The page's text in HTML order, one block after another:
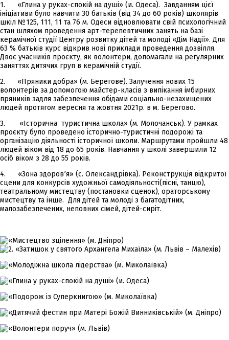
1. «Глина у руках-спокій на душі» (и. Одеса). Завданням цієї
ініціативи було навчити 30 батьків (від 34 до 60 років) школярів
шкіл №125, 111, 11 та 76 м. Одеси відновлювати свій психологічний
стан шляхом проведення арт-терепевтичних занять на базі
керамічної студії Центру розвитку дітей та молоді «Дім Надії». Для
63 % батьків курс відкрив нові приклади проведення дозвілля.
Двоє учасників проєкту, як волонтери, допомагали на регулярних
заняттях дитячих груп в керамічній студії.
2. «Пряники добра» (м. Берегове). Залучення нових 15
волонтерів за допомогою майстер-класів з випікання імбирних
пряників задля забезпечення обідами соціально-незахищених
людей протягом вересня та жовтня 2021р. в м. Берегово.
3. «Історична туристична школа» (м. Молочанськ). У рамках
проєкту було проведено історично-туристичні подорожі та
організацію діяльності історичної школи. Маршрутами пройшли 48
людей віком від 18 до 65 років. Навчання у школі завершили 12
осіб віком з 28 до 55 років.
4. «Зона здоров՚я» (с. Олександрівка). Реконструкція відкритої
сцени для конкурсів художньої самодіяльності(пісні, танцю),
театральному мистецтву (постановки сценок), ораторському
мистецтву та інше. Для дітей та молоді з багатодітних,
малозабезпечених, неповних сімей, дітей-сиріт.